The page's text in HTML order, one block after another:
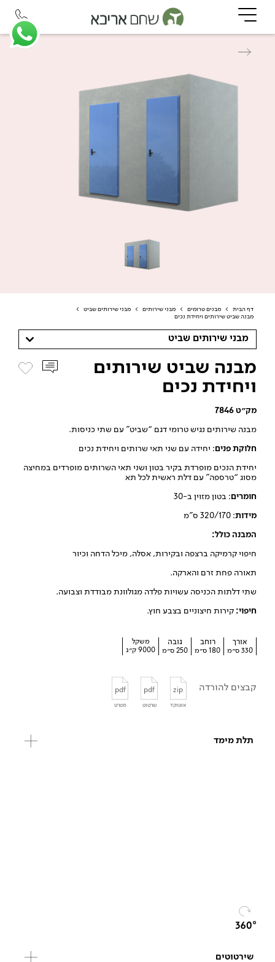
דף הבית > מבנים טרומים > מבני שירותים > מבני שירותים שביט
>
מבנה שביט שירותים ויחידת נכים
מבני שירותים שביט
מבנה שביט שירותים
ויחידת נכים
מק״ט 7846
מבנה שירותים נגיש טרומי דגם “שביט” עם שתי כניסות.
חלוקת פנים: יחידה עם שני תאי שרותים ויחידת נכים
יחידת הנכים מופרדת בקיר בטון ושני תאי השרותים מופרדים במחיצה
מסוג “טרספה” עם דלת ראשית לכל תא
חומרים: בטון מזוין ב-30
מידות: 320/170 ס”מ
המבנה כולל:
חיפוי קרמיקה ברצפה ובקירות, אסלה, מיכל הדחה וכיור
תאורה פחת זרם והארקה.
שתי דלתות הכניסה עשויות פלדה מגולוונת מבודדת וצבועה.
חיפוי: קירות חיצוניים בצבע חוץ.
אורך
330 ס״מ
רוחב
180 ס״מ
גובה
250 ס״מ
משקל
9000 ק״ג
קבצים להורדה zip
אוטוקד
pdf
שרטוט
pdf
מפרט
תלת מימד
שירטוטים